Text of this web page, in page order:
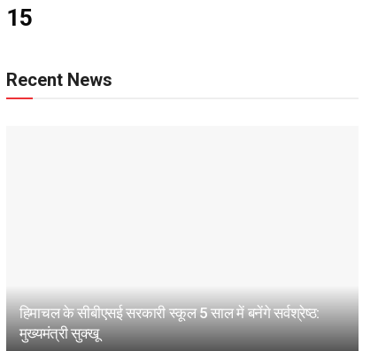
15
Recent News
हिमाचल के सीबीएसई सरकारी स्कूल 5 साल में बनेंगे सर्वश्रेष्ठ:
मुख्यमंत्री सुक्खू